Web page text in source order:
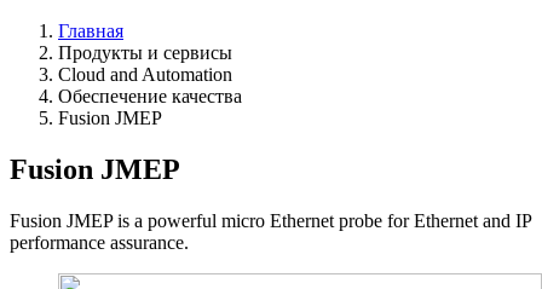
Главная
Продукты и сервисы
Cloud and Automation
Обеспечение качества
Fusion JMEP
Fusion JMEP
Fusion JMEP is a powerful micro Ethernet probe for Ethernet and IP
performance assurance.